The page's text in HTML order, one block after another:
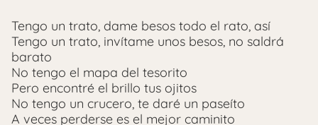
Tengo un trato, dame besos todo el rato, así
Tengo un trato, invítame unos besos, no saldrá
barato
No tengo el mapa del tesorito
Pero encontré el brillo tus ojitos
No tengo un crucero, te daré un paseíto
A veces perderse es el mejor caminito